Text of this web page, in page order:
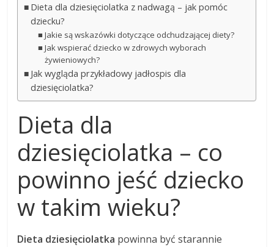
Dieta dla dziesięciolatka z nadwagą – jak pomóc
dziecku?
Jakie są wskazówki dotyczące odchudzającej diety?
Jak wspierać dziecko w zdrowych wyborach
żywieniowych?
Jak wygląda przykładowy jadłospis dla
dziesięciolatka?
Dieta dla
dziesięciolatka – co
powinno jeść dziecko
w takim wieku?
Dieta dziesięciolatka powinna być starannie